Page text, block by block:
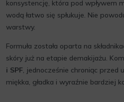
konsystencję, która pod wpływem
wodą łatwo się spłukuje. Nie
warstwy.
Formuła została oparta na
skóry już na etapie demakijażu.
i SPF, jednocześnie chroniąc przed
miękka, gładka i wyraźnie bardziej